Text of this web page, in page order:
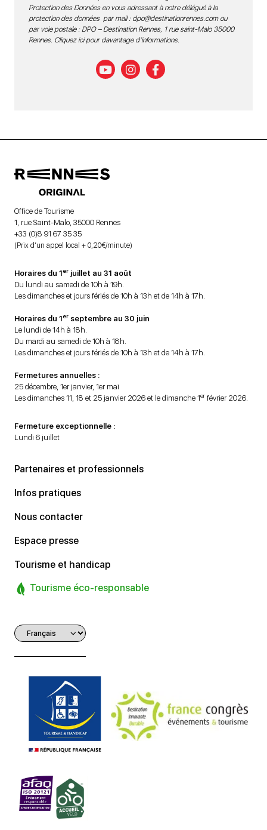
Protection des Données en vous adressant à notre délégué à la
protection des données par mail : dpo@destinationrennes.comou
par voie postale : DPO – Destination Rennes, 1 rue saint-Malo 35000
Rennes. Cliquez ici pour davantage d’informations.
Office de Tourisme
1, rue Saint-Malo, 35000 Rennes
+33 (0)8 91 67 35 35
(Prix d’un appel local + 0,20€/minute)
Horaires du 1er juillet au 31 août
Du lundi au samedi de 10h à 19h.
Les dimanches et jours fériés de 10h à 13h et de 14h à 17h.
Horaires du 1er septembre au 30 juin
Le lundi de 14h à 18h.
Du mardi au samedi de 10h à 18h.
Les dimanches et jours fériés de 10h à 13h et de 14h à 17h.
Fermetures annuelles :
25 décembre, 1er janvier, 1er mai
Les dimanches 11, 18 et 25 janvier 2026 et le dimanche 1er février 2026.
Fermeture exceptionnelle :
Lundi 6 juillet
Partenaires et professionnels
Infos pratiques
Nous contacter
Espace presse
Tourisme et handicap
Tourisme éco-responsable